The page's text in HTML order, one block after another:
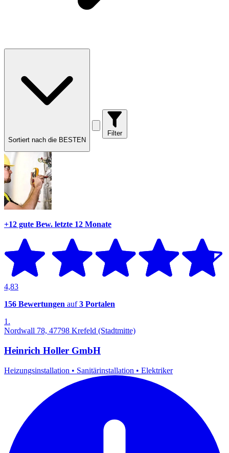
Sortiert nach die BESTEN
Filter
+12 gute Bew. letzte 12 Monate
4,83
156 Bewertungen auf3 Portalen
1.
Nordwall 78, 47798 Krefeld (Stadtmitte)
Heinrich Holler GmbH
Heizungsinstallation • Sanitärinstallation • Elektriker